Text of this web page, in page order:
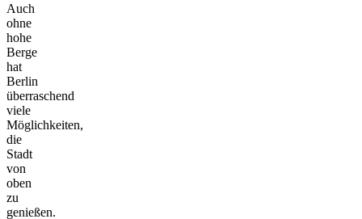
Auch
ohne
hohe
Berge
hat
Berlin
überraschend
viele
Möglichkeiten,
die
Stadt
von
oben
zu
genießen.